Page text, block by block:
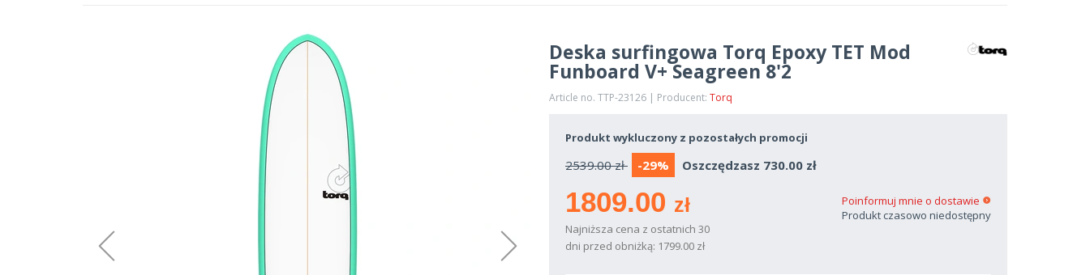
Deska surfingowa Torq Epoxy TET Mod
Funboard V+ Seagreen 8'2
Article no. TTP-23126 | Producent: Torq
Produkt wykluczony z pozostałych promocji
2539.00 zł -29% Oszczędzasz 730.00 zł
1809.00 zł
Najniższa cena z ostatnich 30
dni przed obniżką: 1799.00 zł
Poinformuj mnie o dostawie
Produkt czasowo niedostępny